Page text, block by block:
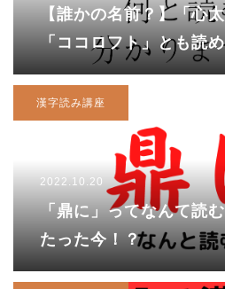
【誰かの名前？】「心
「ココロフト」とも読
漢字読み講座
2022.10.20
「鼎に」ってなんて読
たった今！？